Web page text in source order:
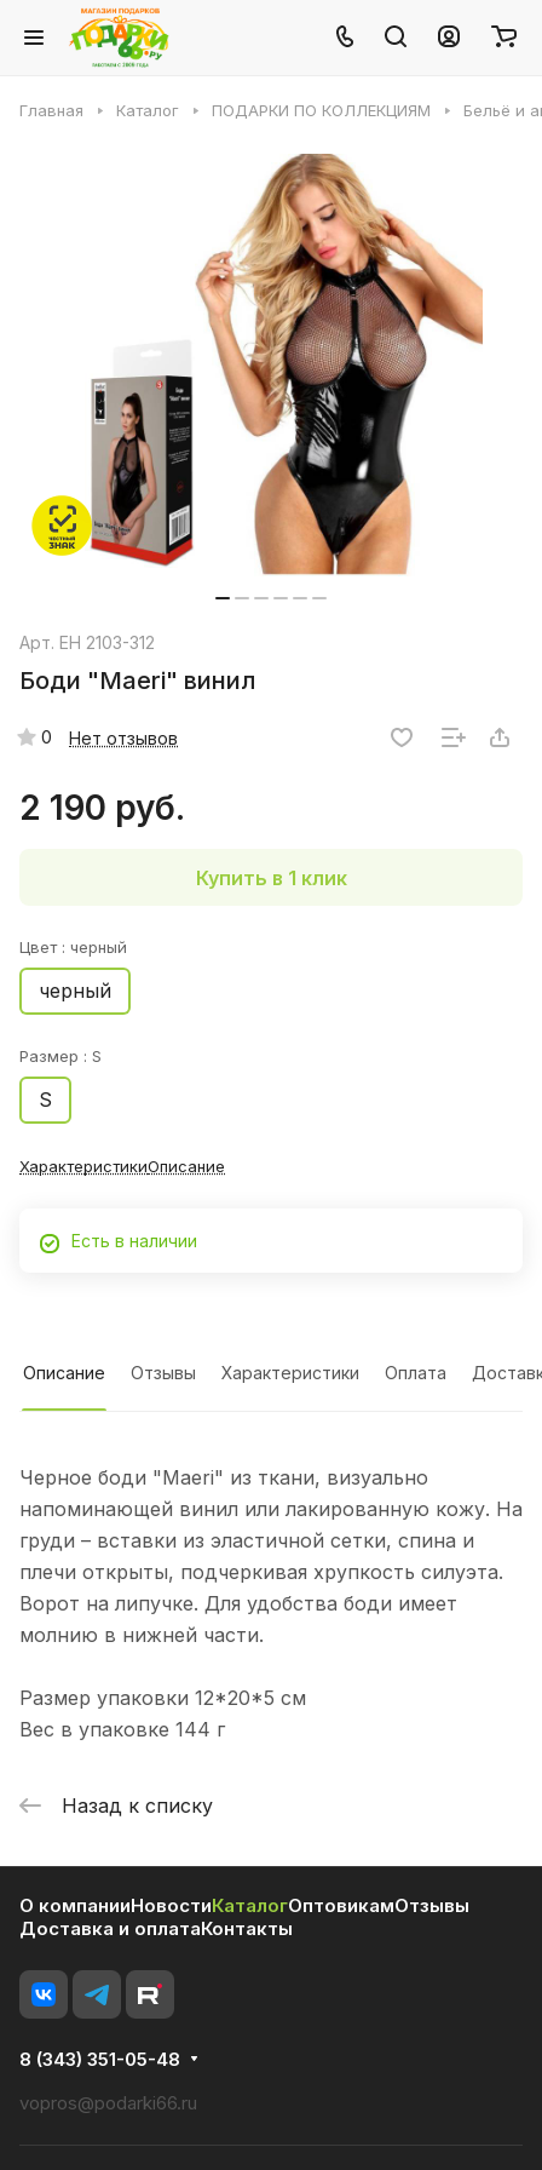
Главная Каталог ПОДАРКИ ПО КОЛЛЕКЦИЯМ Бельё и
Арт. EH 2103-312
Боди "Maeri" винил
0 Нет отзывов
2 190 руб.
Купить в 1 клик
Цвет : черный
черный
Размер : S
S
ХарактеристикиОписание
Есть в наличии
Описание Отзывы Характеристики Оплата
Черное боди "Maeri" из ткани, визуально
напоминающей винил или лакированную кожу. На
груди – вставки из эластичной сетки, спина и
плечи открыты, подчеркивая хрупкость силуэта.
Ворот на липучке. Для удобства боди имеет
молнию в нижней части.
Размер упаковки 12*20*5 см
Вес в упаковке 144 г
Назад к списку
О компанииНовостиКаталогОптовикамОтзывы
Доставка и оплатаКонтакты
8 (343) 351-05-48
vopros@podarki66.ru